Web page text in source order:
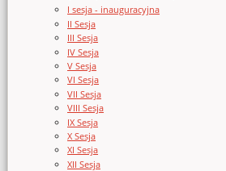
I sesja - inauguracyjna
II Sesja
III Sesja
IV Sesja
V Sesja
VI Sesja
VII Sesja
VIII Sesja
IX Sesja
X Sesja
XI Sesja
XII Sesja